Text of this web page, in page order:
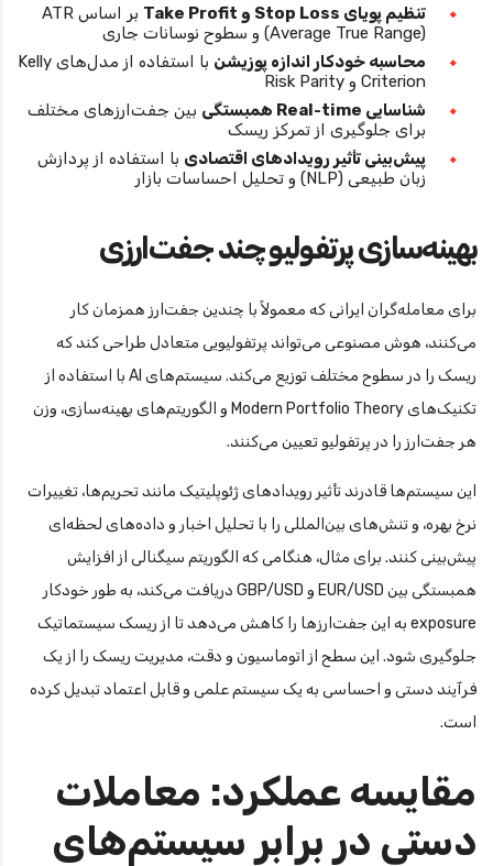
تنظیم پویای Stop Loss و Take Profit
بر اساس ATR
(Average True Range) و سطوح نوسانات جاری
محاسبه خودکار اندازه پوزیشن
با استفاده از مدل‌های Kelly
Criterion و Risk Parity
شناسایی Real-time همبستگی
بین جفت‌ارزهای مختلف
برای جلوگیری از تمرکز ریسک
پیش‌بینی تأثیر رویدادهای اقتصادی با استفاده از پردازش
زبان طبیعی (NLP) و تحلیل احساسات بازار
بهینه‌سازی پرتفولیو چند جفت‌ارزی
برای معامله‌گران ایرانی که معمولاً با چندین جفت‌ارز همزمان کار
می‌کنند، هوش مصنوعی می‌تواند پرتفولیویی متعادل طراحی کند که
ریسک را در سطوح مختلف توزیع می‌کند. سیستم‌های AI با استفاده از
تکنیک‌های Modern Portfolio Theory و الگوریتم‌های بهینه‌سازی، وزن
هر جفت‌ارز را در پرتفولیو تعیین می‌کنند.
این سیستم‌ها قادرند تأثیر رویدادهای ژئوپلیتیک مانند تحریم‌ها، تغییرات
نرخ بهره، و تنش‌های بین‌المللی را با تحلیل اخبار و داده‌های لحظه‌ای
پیش‌بینی کنند. برای مثال، هنگامی که الگوریتم سیگنالی از افزایش
همبستگی بین EUR/USD و GBP/USD دریافت می‌کند، به طور خودکار
exposure به این جفت‌ارزها را کاهش می‌دهد تا از ریسک سیستماتیک
جلوگیری شود. این سطح از اتوماسیون و دقت، مدیریت ریسک را از یک
فرآیند دستی و احساسی به یک سیستم علمی و قابل اعتماد تبدیل کرده
است.
مقایسه عملکرد: معاملات
دستی در برابر سیستم‌های